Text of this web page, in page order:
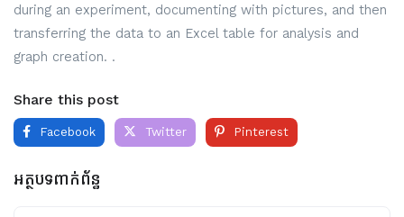
during an experiment, documenting with pictures, and then
transferring the data to an Excel table for analysis and
graph creation. .
Share this post
Facebook Twitter Pinterest
អត្ថបទពាក់ព័ន្ធ